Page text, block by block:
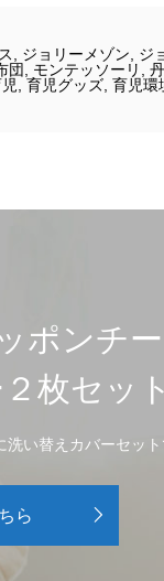
, ジョリーメゾン, ジ
団, モンテッソーリ ,
, 育児グッズ, 育児環
ポンチ
枚セッ
い替えカバーセット
ら